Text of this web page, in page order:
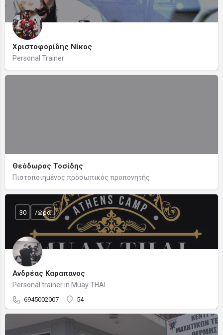
Χριστοφορίδης Νίκος
Personal Trainer
Θεόδωρος Τοσίδης
Πιστοποιημένος προσωπικός προπονητής
Ανδρέας Καραπανος
Personal trainer in Muay THAI
6945002007 54
30 /ώρα